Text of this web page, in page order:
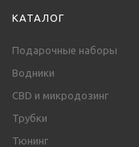
КАТАЛОГ
Подарочные наборы
Водники
CBD и микродозинг
Трубки
Тюнинг